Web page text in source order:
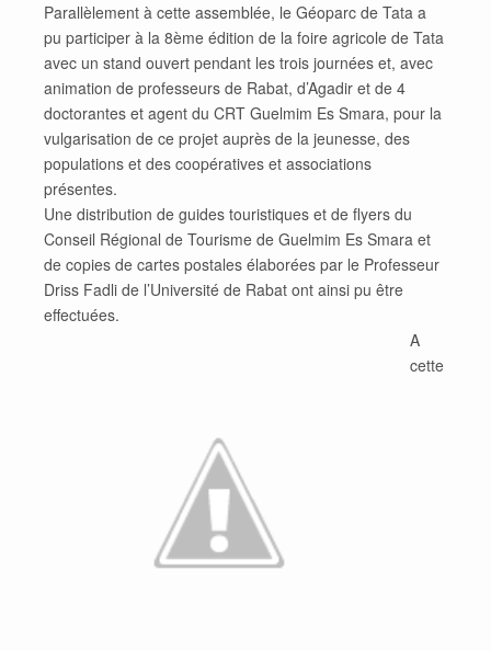
Parallèlement à cette assemblée, le Géoparc de Tata a
pu participer à la 8ème édition de la foire agricole de Tata
avec un stand ouvert pendant les trois journées et, avec
animation de professeurs de Rabat, d’Agadir et de 4
doctorantes et agent du CRT Guelmim Es Smara, pour la
vulgarisation de ce projet auprès de la jeunesse, des
populations et des coopératives et associations
présentes.
Une distribution de guides touristiques et de flyers du
Conseil Régional de Tourisme de Guelmim Es Smara et
de copies de cartes postales élaborées par le Professeur
Driss Fadli de l’Université de Rabat ont ainsi pu être
effectuées.
A
cette